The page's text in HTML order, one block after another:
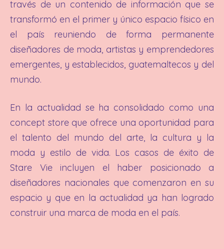
través de un contenido de información que se
transformó en el primer y único espacio físico en
el país reuniendo de forma permanente
diseñadores de moda, artistas y emprendedores
emergentes, y establecidos, guatemaltecos y del
mundo.
En la actualidad se ha consolidado como una
concept store que ofrece una oportunidad para
el talento del mundo del arte, la cultura y la
moda y estilo de vida. Los casos de éxito de
Stare Vie incluyen el haber posicionado a
diseñadores nacionales que comenzaron en su
espacio y que en la actualidad ya han logrado
construir una marca de moda en el país.